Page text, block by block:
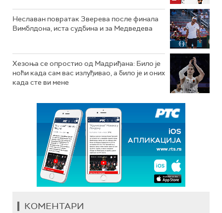
Неславан повратак Зверева после финала
Вимблдона, иста судбина и за Медведева
Хезоња се опростио од Мадриђана: Било је
ноћи када сам вас излуђивао, а било је и оних
када сте ви мене
КОМЕНТАРИ